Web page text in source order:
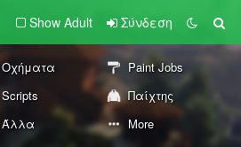
Show Adult Σύνδεση
Οχήματα
Paint Jobs
Scripts
Παίχτης
Άλλα More